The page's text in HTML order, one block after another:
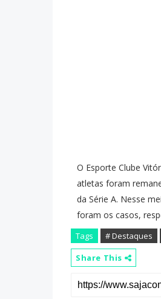
O Esporte Clube
atletas foram
da Série A. Nesse
foram os casos,
Tags # Destaques
Share This